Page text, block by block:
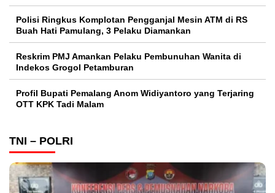
Polisi Ringkus Komplotan Pengganjal Mesin ATM di RS
Buah Hati Pamulang, 3 Pelaku Diamankan
Reskrim PMJ Amankan Pelaku Pembunuhan Wanita di
Indekos Grogol Petamburan
Profil Bupati Pemalang Anom Widiyantoro yang Terjaring
OTT KPK Tadi Malam
TNI – POLRI